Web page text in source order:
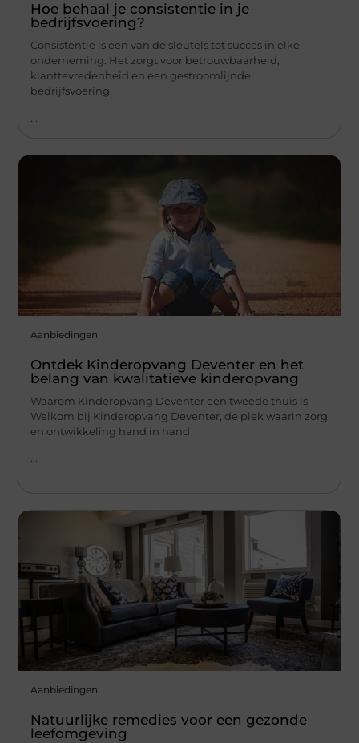
Hoe behaal je consistentie in je
bedrijfsvoering?
Consistentie is een van de sleutels tot succes in elke
onderneming. Het zorgt voor betrouwbaarheid,
klanttevredenheid en een gestroomlijnde
bedrijfsvoering.
Aanbiedingen
Ontdek Kinderopvang Deventer en het
belang van kwalitatieve kinderopvang
Waarom Kinderopvang Deventer een tweede thuis is
Welkom bij Kinderopvang Deventer, de plek waarin zorg
en ontwikkeling hand in hand
...
Aanbiedingen
Natuurlijke remedies voor een gezonde
leefomgeving